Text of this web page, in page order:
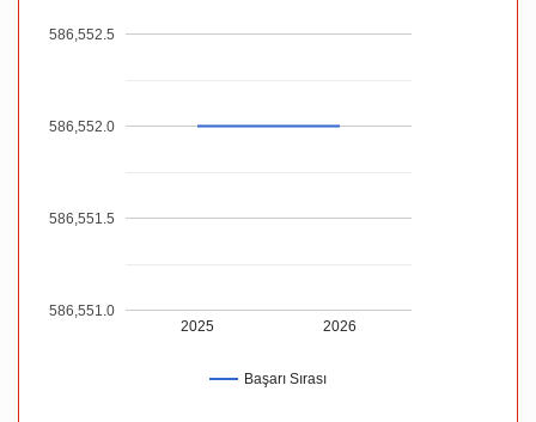
Başarı Sırası
2025 2026
586,551.0
586,551.5
586,552.0
586,552.5